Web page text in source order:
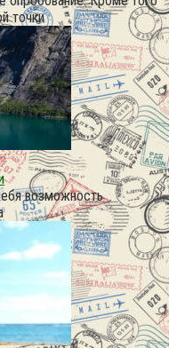
точки
возможность